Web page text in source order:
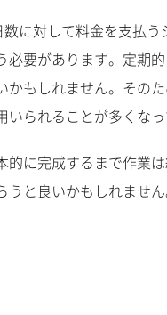
に対して料金を支払
要があります。定期
もしれません。その
られることが多くなっ
に完成するまで作業
と良いかもしれません